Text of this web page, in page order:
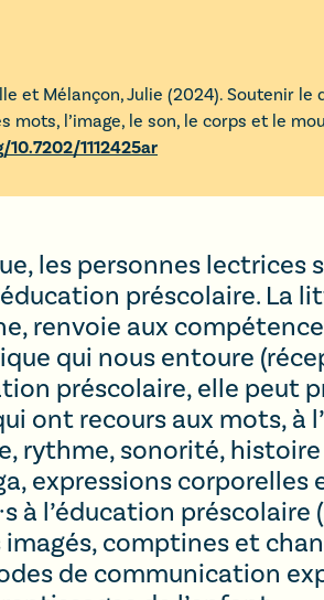
et Mélançon,Julie (2024). Soutenir le
mots, l’image, le son, le corps et le
1112425ar
les personnes lectrices
préscolaire. La
renvoie aux
qui nous entoure
préscolaire, elle peut
ont recours aux mots, à
rythme, sonorité,
expressions corporelles
à l’éducation préscolaire
comptines et
de communication